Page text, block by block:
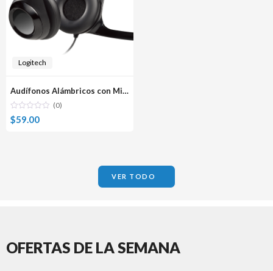
Logitech
Audífonos Alámbricos con Micrófono USB Logitech H390
(0)
$59.00
VER TODO
OFERTAS DE LA SEMANA